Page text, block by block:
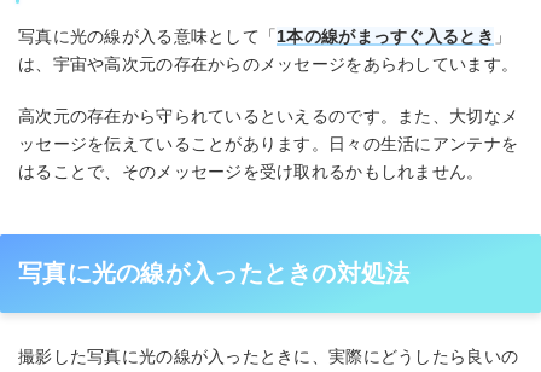
写真に光の線が入る意味として「1本の線がまっすぐ入るとき 」
は、宇宙や高次元の存在からのメッセージをあらわしています。
高次元の存在から守られているといえるのです。また、大切なメ
ッセージを伝えていることがあります。日々の生活にアンテナを
はることで、そのメッセージを受け取れるかもしれません。
写真に光の線が入ったときの対処法
撮影した写真に光の線が入ったときに、実際にどうしたら良いの